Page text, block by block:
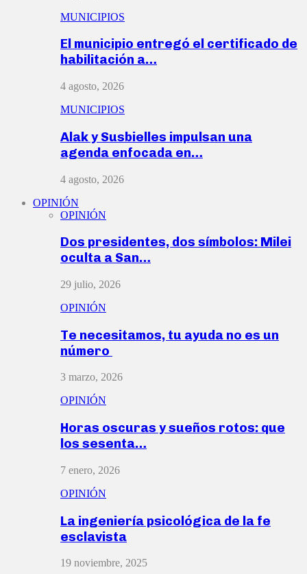
MUNICIPIOS
El municipio entregó el certificado de
habilitación a…
4 agosto, 2026
MUNICIPIOS
Alak y Susbielles impulsan una
agenda enfocada en…
4 agosto, 2026
OPINIÓN
OPINIÓN
Dos presidentes, dos símbolos: Milei
oculta a San…
29 julio, 2026
OPINIÓN
Te necesitamos, tu ayuda no es un
número
3 marzo, 2026
OPINIÓN
Horas oscuras y sueños rotos: que
los sesenta…
7 enero, 2026
OPINIÓN
La ingeniería psicológica de la fe
esclavista
19 noviembre, 2025